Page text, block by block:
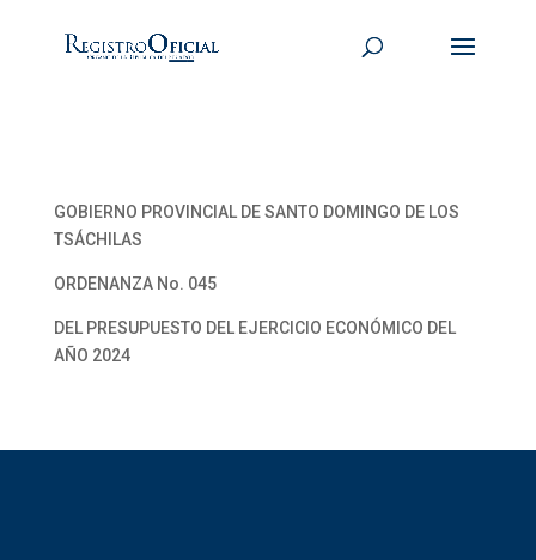
GOBIERNO PROVINCIAL DE SANTO DOMINGO DE LOS
TSÁCHILAS
ORDENANZA No. 045
DEL PRESUPUESTO DEL EJERCICIO ECONÓMICO DEL
AÑO 2024